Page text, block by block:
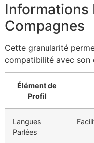
Informations
Compagnes
Cette granularité
compatibilité avec son
Élément de
Profil
Langues
Parlées